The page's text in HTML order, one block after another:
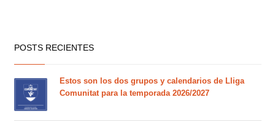
POSTS RECIENTES
Estos son los dos grupos y calendarios de Lliga
Comunitat para la temporada 2026/2027